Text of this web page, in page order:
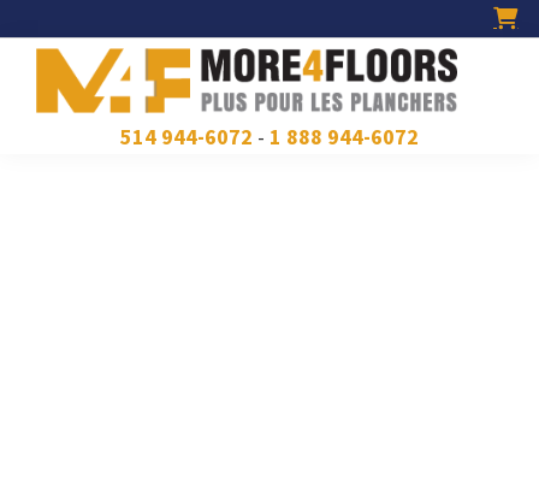
primary
navigation
content
footer
More4Floors514 944-6072 - 1 888 944-6072